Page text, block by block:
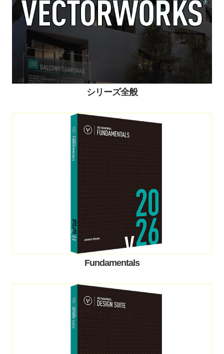
シリーズ全般
Fundamentals